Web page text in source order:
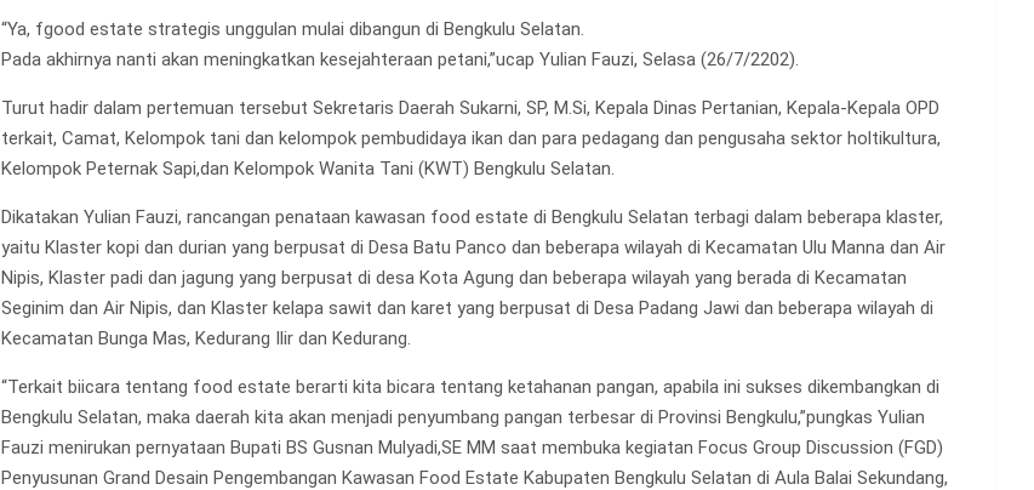
“Ya, fgood estate strategis unggulan mulai dibangun di Bengkulu Selatan.
Pada akhirnya nanti akan meningkatkan kesejahteraan petani,”ucap Yulian Fauzi, Selasa (26/7/2202).
Turut hadir dalam pertemuan tersebut Sekretaris Daerah Sukarni, SP, M.Si, Kepala Dinas Pertanian, Kepala-Kepala OPD
terkait, Camat, Kelompok tani dan kelompok pembudidaya ikan dan para pedagang dan pengusaha sektor holtikultura,
Kelompok Peternak Sapi,dan Kelompok Wanita Tani (KWT) Bengkulu Selatan.
Dikatakan Yulian Fauzi, rancangan penataan kawasan food estate di Bengkulu Selatan terbagi dalam beberapa klaster,
yaitu Klaster kopi dan durian yang berpusat di Desa Batu Panco dan beberapa wilayah di Kecamatan Ulu Manna dan Air
Nipis, Klaster padi dan jagung yang berpusat di desa Kota Agung dan beberapa wilayah yang berada di Kecamatan
Seginim dan Air Nipis, dan Klaster kelapa sawit dan karet yang berpusat di Desa Padang Jawi dan beberapa wilayah di
Kecamatan Bunga Mas, Kedurang Ilir dan Kedurang.
“Terkait biicara tentang food estate berarti kita bicara tentang ketahanan pangan, apabila ini sukses dikembangkan di
Bengkulu Selatan, maka daerah kita akan menjadi penyumbang pangan terbesar di Provinsi Bengkulu,”pungkas Yulian
Fauzi menirukan pernyataan Bupati BS Gusnan Mulyadi,SE MM saat membuka kegiatan Focus Group Discussion (FGD)
Penyusunan Grand Desain Pengembangan Kawasan Food Estate Kabupaten Bengkulu Selatan di Aula Balai Sekundang,